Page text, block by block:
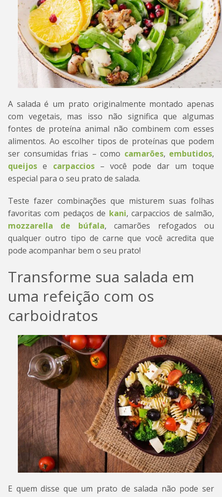
A salada é um prato originalmente montado apenas
com vegetais, mas isso não significa que algumas
fontes de proteína animal não combinem com esses
alimentos. Ao escolher tipos de proteínas que podem
ser consumidas frias – como camarões, embutidos,
queijos e carpaccios– você pode dar um toque
especial para o seu prato de salada.
Teste fazer combinações que misturem suas folhas
favoritas com pedaços de kani, carpaccios de salmão,
mozzarella de búfala, camarões refogados ou
qualquer outro tipo de carne que você acredita que
pode acompanhar bem o seu prato!
Transforme sua salada em
uma refeição com os
carboidratos
E quem disse que um prato de salada não pode ser